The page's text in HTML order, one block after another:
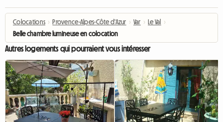
Colocations › Provence-Alpes-Côte d'Azur › Var › Le Val
›
Belle chambre lumineuse en colocation
Autres logements qui pourraient vous intéresser